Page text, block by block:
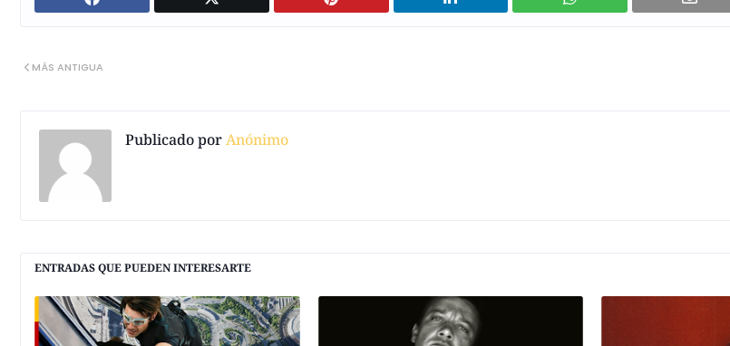
MÁS ANTIGUA
Publicado porAnónimo
ENTRADAS QUE PUEDEN INTERESARTE